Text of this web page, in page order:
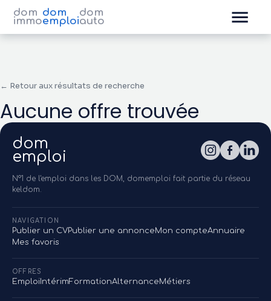
dom
immo
dom
emploi
dom
auto
← Retour aux résultats de recherche
Aucune offre trouvée
dom
emploi
N°1 de l'emploi dans les DOM, domemploi fait partie du réseau
keldom.
NAVIGATION
Publier un CVPublier une annonceMon compteAnnuaire
Mes favoris
OFFRES
EmploiIntérimFormationAlternanceMétiers